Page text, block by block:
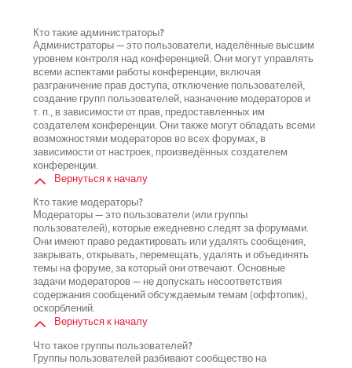
Кто такие администраторы?
Администраторы — это пользователи, наделённые высшим
уровнем контроля над конференцией. Они могут управлять
всеми аспектами работы конференции, включая
разграничение прав доступа, отключение пользователей,
создание групп пользователей, назначение модераторов и
т. п., в зависимости от прав, предоставленных им
создателем конференции. Они также могут обладать всеми
возможностями модераторов во всех форумах, в
зависимости от настроек, произведённых создателем
конференции.
Вернуться к началу
Кто такие модераторы?
Модераторы — это пользователи (или группы
пользователей), которые ежедневно следят за форумами.
Они имеют право редактировать или удалять сообщения,
закрывать, открывать, перемещать, удалять и объединять
темы на форуме, за который они отвечают. Основные
задачи модераторов — не допускать несоответствия
содержания сообщений обсуждаемым темам (оффтопик),
оскорблений.
Вернуться к началу
Что такое группы пользователей?
Группы пользователей разбивают сообщество на